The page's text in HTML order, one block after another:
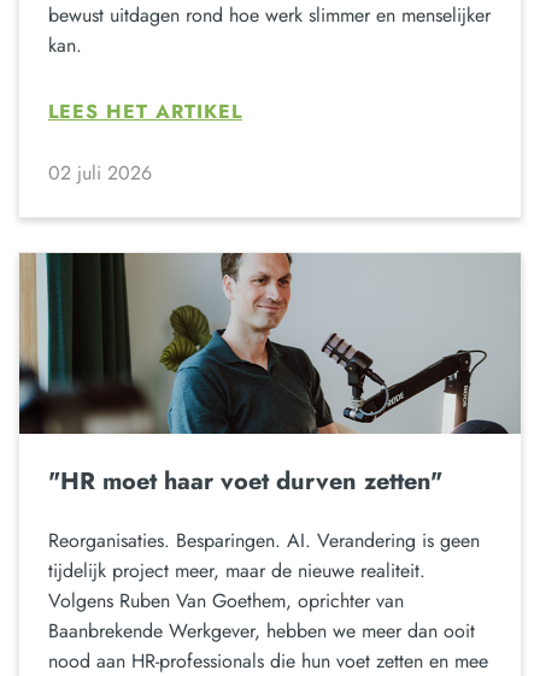
bewust uitdagen rond hoe werk slimmer en menselijker
kan.
LEES HET ARTIKEL
02 juli 2026
"HR moet haar voet durven zetten"
Reorganisaties. Besparingen. AI. Verandering is geen
tijdelijk project meer, maar de nieuwe realiteit.
Volgens Ruben Van Goethem, oprichter van
Baanbrekende Werkgever, hebben we meer dan ooit
nood aan HR-professionals die hun voet zetten en mee